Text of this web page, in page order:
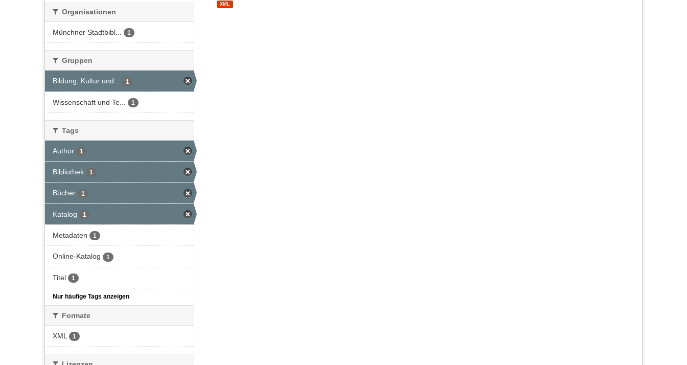
Organisationen
Münchner Stadtbibl... 1
Gruppen
Bildung, Kultur und... 1
Wissenschaft und Te... 1
Tags
Author 1
Bibliothek 1
Bücher 1
Katalog 1
Metadaten 1
Online-Katalog 1
Titel 1
Nur häufige Tags anzeigen
Formate
XML 1
XML